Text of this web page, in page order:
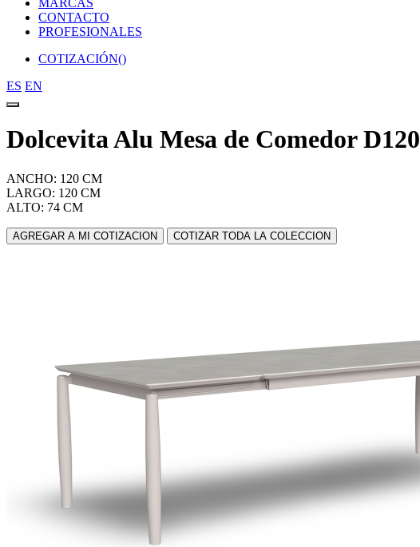
MARCAS
CONTACTO
PROFESIONALES
COTIZACIÓN()
ES EN
Dolcevita Alu Mesa de Comedor D120
ANCHO: 120 CM
LARGO: 120 CM
ALTO: 74 CM
AGREGAR A MI COTIZACION COTIZAR TODA LA COLECCION